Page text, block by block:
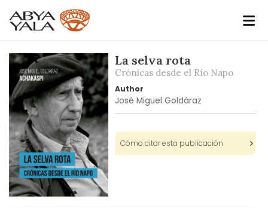
Skip
to
the
end
of
the
images
gallery
La selva rota
Crónicas desde el Río Napo
Author
José Miguel Goldáraz
Cómo citar esta publicación